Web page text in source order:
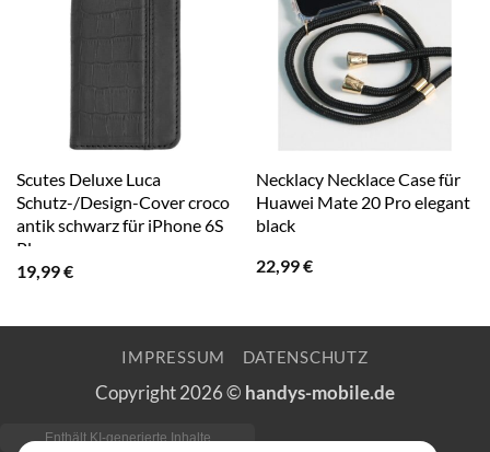
Scutes Deluxe Luca
Schutz-/Design-Cover croco
antik schwarz für iPhone 6S
Plus
19,99€
Necklacy Necklace Case für
Huawei Mate 20 Pro elegant
black
22,99€
IMPRESSUM DATENSCHUTZ
Copyright 2026 © handys-mobile.de